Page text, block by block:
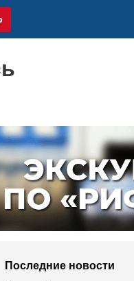
Последние новости